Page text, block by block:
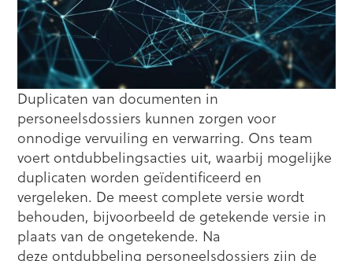
Duplicaten van documenten in
personeelsdossiers kunnen zorgen voor
onnodige vervuiling en verwarring. Ons team
voert ontdubbelingsacties uit, waarbij mogelijke
duplicaten worden geïdentificeerd en
vergeleken. De meest complete versie wordt
behouden, bijvoorbeeld de getekende versie in
plaats van de ongetekende. Na
deze ontdubbeling personeelsdossiers zijn de